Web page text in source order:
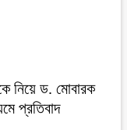
নিয়ে ড. মোবারক
প্রতিবাদ